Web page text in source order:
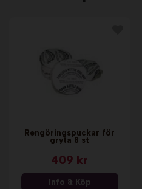
Rengöringspuckar för
gryta 8 st
409 kr
Info & Köp